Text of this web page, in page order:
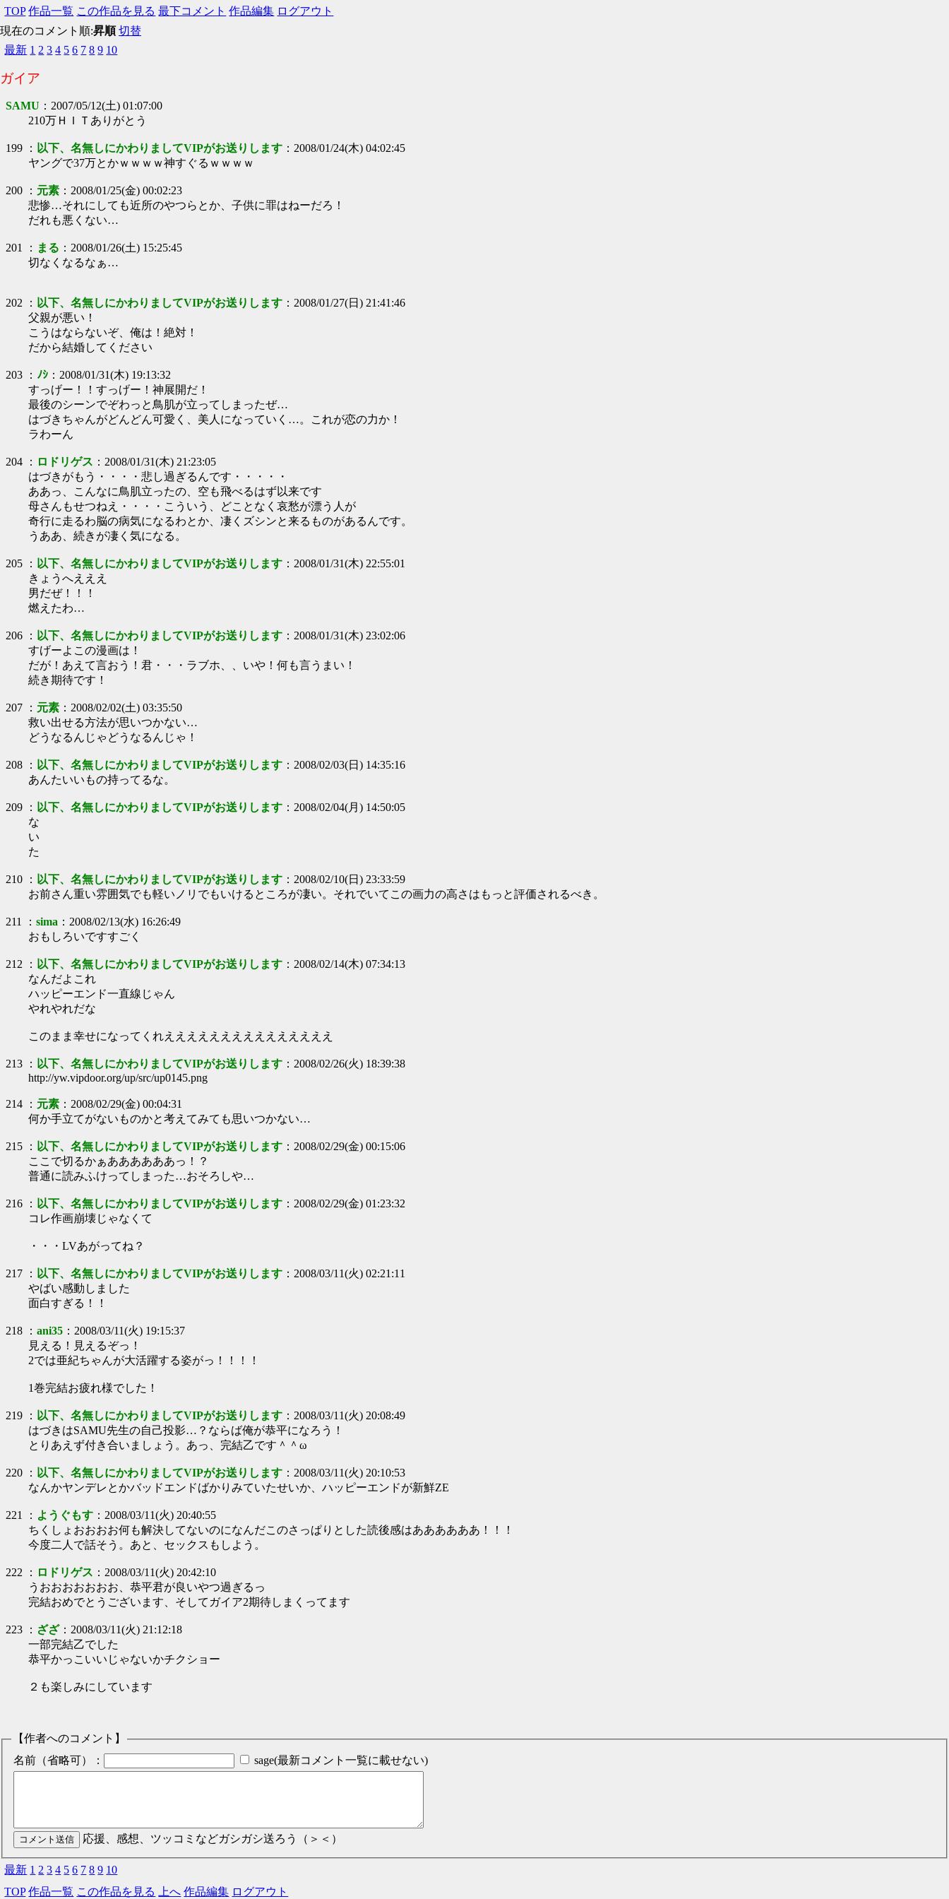
TOP 作品一覧 この作品を見る 最下コメント 作品編集 ログアウト
現在のコメント順:昇順 切替
最新 1 2 3 4 5 6 7 8 9 10
ガイア
SAMU ： 2007/05/12(土) 01:07:00
210万ＨＩＴありがとう
199 ： 以下、名無しにかわりましてVIPがお送りします ： 2008/01/24(木) 04:02:45
ヤングで37万とかｗｗｗｗ神すぐるｗｗｗｗ
200 ： 元素 ： 2008/01/25(金) 00:02:23
悲惨…それにしても近所のやつらとか、子供に罪はねーだろ！
だれも悪くない…
201 ： まる ： 2008/01/26(土) 15:25:45
切なくなるなぁ…
202 ： 以下、名無しにかわりましてVIPがお送りします ： 2008/01/27(日) 21:41:46
父親が悪い！
こうはならないぞ、俺は！絶対！
だから結婚してください
203 ： ﾉｼ ： 2008/01/31(木) 19:13:32
すっげー！！すっげー！神展開だ！
最後のシーンでぞわっと鳥肌が立ってしまったぜ…
はづきちゃんがどんどん可愛く、美人になっていく…。これが恋の力か！
ラわーん
204 ： ロドリゲス ： 2008/01/31(木) 21:23:05
はづきがもう・・・・悲し過ぎるんです・・・・・
ああっ、こんなに鳥肌立ったの、空も飛べるはず以来です
母さんもせつねえ・・・・こういう、どことなく哀愁が漂う人が
奇行に走るわ脳の病気になるわとか、凄くズシンと来るものがあるんです。
うああ、続きが凄く気になる。
205 ： 以下、名無しにかわりましてVIPがお送りします ： 2008/01/31(木) 22:55:01
きょうへえええ
男だぜ！！！
燃えたわ…
206 ： 以下、名無しにかわりましてVIPがお送りします ： 2008/01/31(木) 23:02:06
すげーよこの漫画は！
だが！あえて言おう！君・・・ラブホ、、いや！何も言うまい！
続き期待です！
207 ： 元素 ： 2008/02/02(土) 03:35:50
救い出せる方法が思いつかない…
どうなるんじゃどうなるんじゃ！
208 ： 以下、名無しにかわりましてVIPがお送りします ： 2008/02/03(日) 14:35:16
あんたいいもの持ってるな。
209 ： 以下、名無しにかわりましてVIPがお送りします ： 2008/02/04(月) 14:50:05
な
い
た
210 ： 以下、名無しにかわりましてVIPがお送りします ： 2008/02/10(日) 23:33:59
お前さん重い雰囲気でも軽いノリでもいけるところが凄い。それでいてこの画力の高さはもっと評価されるべき。
211 ： sima ： 2008/02/13(水) 16:26:49
おもしろいですすごく
212 ： 以下、名無しにかわりましてVIPがお送りします ： 2008/02/14(木) 07:34:13
なんだよこれ
ハッピーエンド一直線じゃん
やれやれだな
このまま幸せになってくれえええええええええええええええ
213 ： 以下、名無しにかわりましてVIPがお送りします ： 2008/02/26(火) 18:39:38
http://yw.vipdoor.org/up/src/up0145.png
214 ： 元素 ： 2008/02/29(金) 00:04:31
何か手立てがないものかと考えてみても思いつかない…
215 ： 以下、名無しにかわりましてVIPがお送りします ： 2008/02/29(金) 00:15:06
ここで切るかぁああああああっ！？
普通に読みふけってしまった…おそろしや…
216 ： 以下、名無しにかわりましてVIPがお送りします ： 2008/02/29(金) 01:23:32
コレ作画崩壊じゃなくて
・・・LVあがってね？
217 ： 以下、名無しにかわりましてVIPがお送りします ： 2008/03/11(火) 02:21:11
やばい感動しました
面白すぎる！！
218 ： ani35 ： 2008/03/11(火) 19:15:37
見える！見えるぞっ！
2では亜紀ちゃんが大活躍する姿がっ！！！！
1巻完結お疲れ様でした！
219 ： 以下、名無しにかわりましてVIPがお送りします ： 2008/03/11(火) 20:08:49
はづきはSAMU先生の自己投影…？ならば俺が恭平になろう！
とりあえず付き合いましょう。あっ、完結乙です＾＾ω
220 ： 以下、名無しにかわりましてVIPがお送りします ： 2008/03/11(火) 20:10:53
なんかヤンデレとかバッドエンドばかりみていたせいか、ハッピーエンドが新鮮ZE
221 ： ようぐもす ： 2008/03/11(火) 20:40:55
ちくしょおおおお何も解決してないのになんだこのさっぱりとした読後感はああああああ！！！
今度二人で話そう。あと、セックスもしよう。
222 ： ロドリゲス ： 2008/03/11(火) 20:42:10
うおおおおおおお、恭平君が良いやつ過ぎるっ
完結おめでとうございます、そしてガイア2期待しまくってます
223 ： ざざ： 2008/03/11(火) 21:12:18
一部完結乙でした
恭平かっこいいじゃないかチクショー
２も楽しみにしています
【作者へのコメント】
名前（省略可）：
sage(最新コメント一覧に載せない)
応援、感想、ツッコミなどガシガシ送ろう（＞＜）
最新 1 2 3 4 5 6 7 8 9 10
TOP 作品一覧 この作品を見る 上へ 作品編集 ログアウト